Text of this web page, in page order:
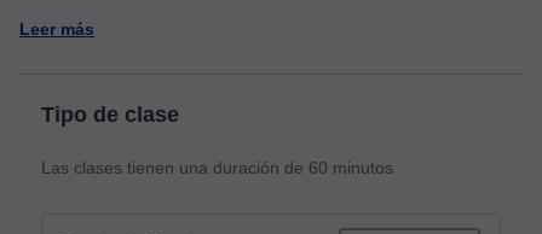
Leer más
Tipo de clase
Las clases tienen una duración de 60 minutos